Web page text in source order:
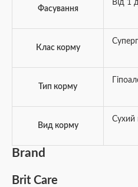
Фасування
Від 1
Клас корму
Тип корму
Вид корму
Сухий
Brand
Brit Care